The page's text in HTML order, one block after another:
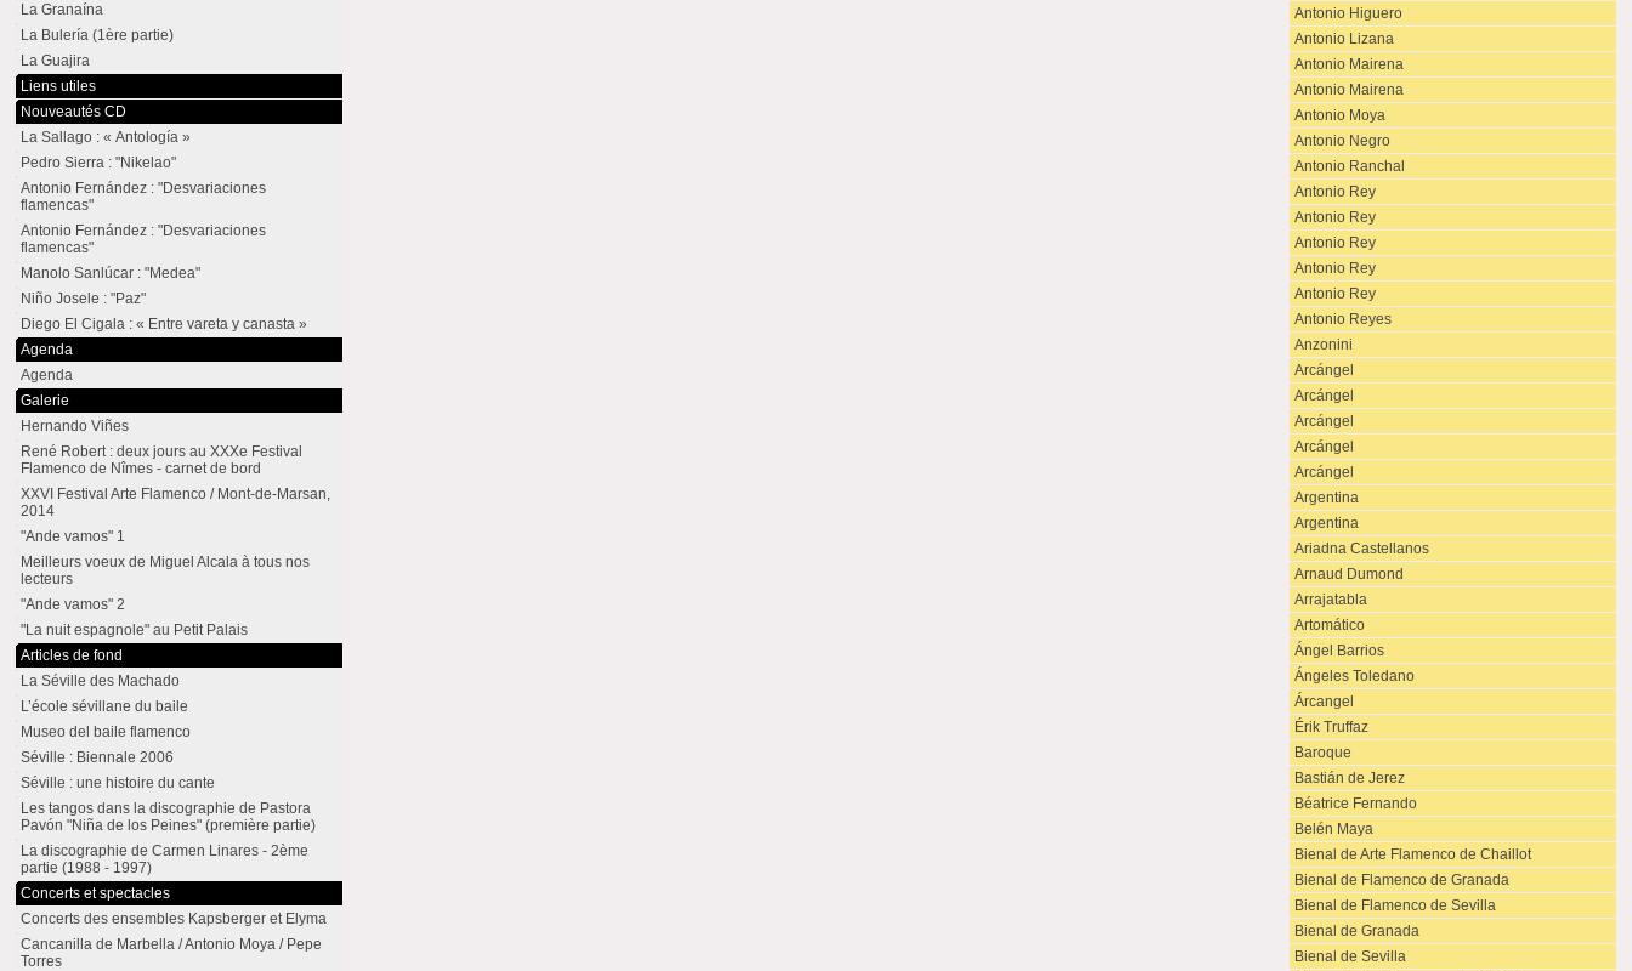
Antonio Higuero
Antonio Lizana
Antonio Mairena
Antonio Mairena
Antonio Moya
Antonio Negro
Antonio Ranchal
Antonio Rey
Antonio Rey
Antonio Rey
Antonio Rey
Antonio Rey
Antonio Reyes
Anzonini
Arcángel
Arcángel
Arcángel
Arcángel
Arcángel
Argentina
Argentina
Ariadna Castellanos
Arnaud Dumond
Arrajatabla
Artomático
Ángel Barrios
Ángeles Toledano
Árcangel
Érik Truffaz
Baroque
Bastián de Jerez
Béatrice Fernando
Belén Maya
Bienal de Arte Flamenco de Chaillot
Bienal de Flamenco de Granada
Bienal de Flamenco de Sevilla
Bienal de Granada
Bienal de Sevilla
La Granaína
La Bulería (1ère partie)
La Guajira
Liens utiles
Nouveautés CD
La Sallago : « Antología »
Pedro Sierra : "Nikelao"
Antonio Fernández : "Desvariaciones
flamencas"
Antonio Fernández : "Desvariaciones
flamencas"
Manolo Sanlúcar : "Medea"
Niño Josele : "Paz"
Diego El Cigala : « Entre vareta y canasta »
Agenda
Agenda
Galerie
Hernando Viñes
René Robert : deux jours au XXXe Festival
Flamenco de Nîmes - carnet de bord
XXVI Festival Arte Flamenco / Mont-de-Marsan,
2014
"Ande vamos" 1
Meilleurs voeux de Miguel Alcala à tous nos
lecteurs
"Ande vamos" 2
"La nuit espagnole" au Petit Palais
Articles de fond
La Séville des Machado
L’école sévillane du baile
Museo del baile flamenco
Séville : Biennale 2006
Séville : une histoire du cante
Les tangos dans la discographie de Pastora
Pavón "Niña de los Peines" (première partie)
La discographie de Carmen Linares - 2ème
partie (1988 - 1997)
Concerts et spectacles
Concerts des ensembles Kapsberger et Elyma
Cancanilla de Marbella / Antonio Moya / Pepe
Torres